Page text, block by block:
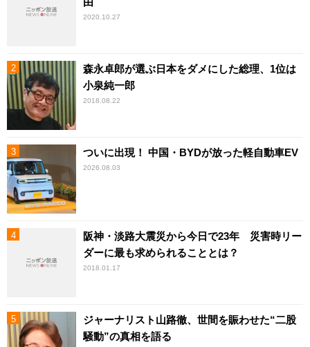
2020.10.27
森永卓郎が選ぶ日本をダメにした総理、1位は
小泉純一郎
2018.08.22
ついに出現！ 中国・BYDが放った軽自動車EV
2026.08.03
阪神・淡路大震災から今日で23年 災害時リー
ダーに最も求められることとは？
2018.01.17
ジャーナリスト山路徹、世間を賑わせた“二股
騒動”の真相を語る